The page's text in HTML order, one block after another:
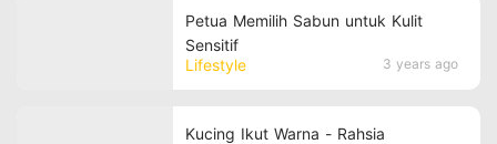
Lifestyle 3 years ago
Petua Memilih Sabun untuk Kulit
Sensitif
Kucing Ikut Warna - Rahsia